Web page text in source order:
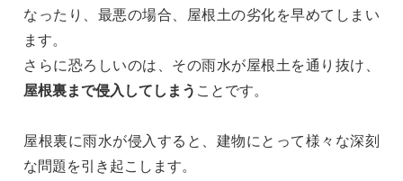
なったり、最悪の場合、屋根土の劣化を早めてしまい
ます。
さらに恐ろしいのは、その雨水が屋根土を通り抜け、
屋根裏まで侵入してしまう ことです。
屋根裏に雨水が侵入すると、建物にとって様々な深刻
な問題を引き起こします。